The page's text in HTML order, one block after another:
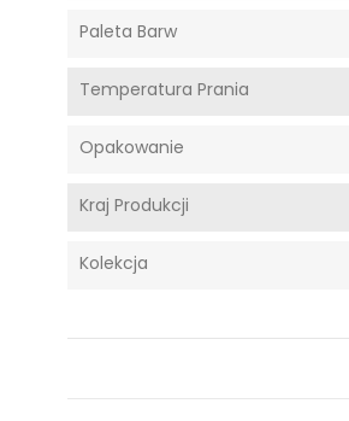
Paleta Barw
Temperatura Prania
Opakowanie
Kraj Produkcji
Kolekcja